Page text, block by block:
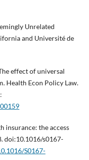
Unrelated
and Université de
effect of universal
Health Econ Policy Law.
insurance: the access
doi:10.1016/s0167-
S0167-